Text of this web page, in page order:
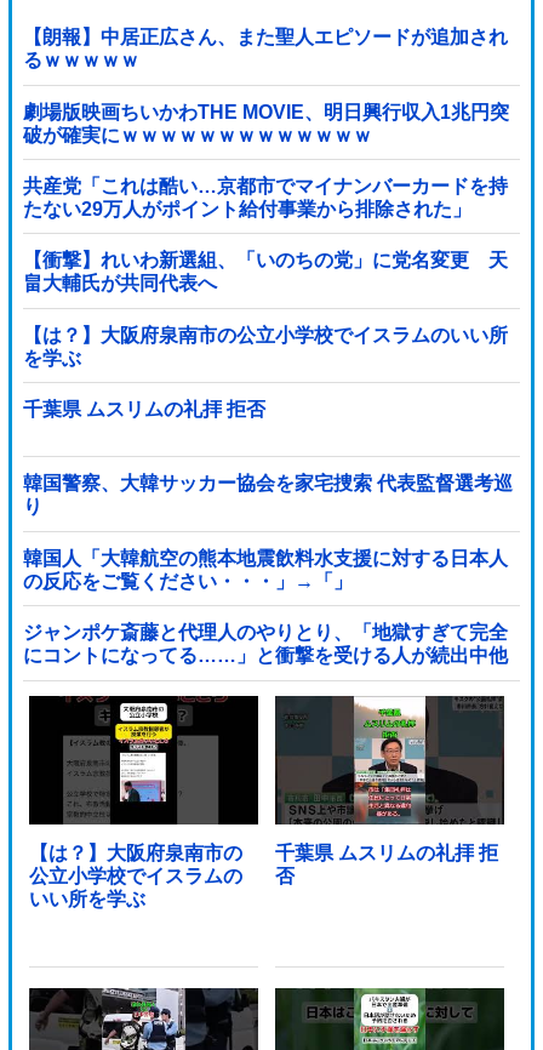
【朗報】中居正広さん、また聖人エピソードが追加され
るｗｗｗｗｗ
劇場版映画ちいかわTHE MOVIE、明日興行収入1兆円突
破が確実にｗｗｗｗｗｗｗｗｗｗｗｗｗ
共産党「これは酷い…京都市でマイナンバーカードを持
たない29万人がポイント給付事業から排除された」
【衝撃】れいわ新選組、「いのちの党」に党名変更 天
畠大輔氏が共同代表へ
【は？】大阪府泉南市の公立小学校でイスラムのいい所
を学ぶ
千葉県 ムスリムの礼拝 拒否
韓国警察、大韓サッカー協会を家宅捜索 代表監督選考巡
り
韓国人「大韓航空の熊本地震飲料水支援に対する日本人
の反応をご覧ください・・・」→「」
ジャンポケ斎藤と代理人のやりとり、「地獄すぎて完全
にコントになってる……」と衝撃を受ける人が続出中他
【は？】大阪府泉南市の
公立小学校でイスラムの
いい所を学ぶ
千葉県 ムスリムの礼拝 拒
否